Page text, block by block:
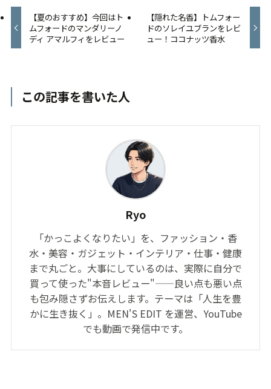
【夏のおすすめ】今回はト
ムフォードのマンダリーノ
ディ アマルフィをレビュー
【隠れた名香】トムフォー
ドのソレイユブランをレビ
ュー！ココナッツ香水
この記事を書いた人
Ryo
「かっこよくなりたい」を、ファッション・香
水・美容・ガジェット・インテリア・仕事・健康
まで丸ごと。大事にしているのは、実際に自分で
買って使った"本音レビュー"——良い点も悪い点
も包み隠さずお伝えします。テーマは「人生を豊
かに生き抜く」。MEN'S EDIT を運営、YouTube
でも動画で発信中です。